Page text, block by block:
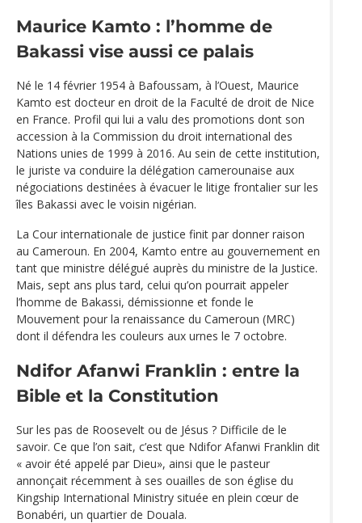
Maurice Kamto : l’homme de
Bakassi vise aussi ce palais
Né le 14 février 1954 à Bafoussam, à l’Ouest, Maurice
Kamto est docteur en droit de la Faculté de droit de Nice
en France. Profil qui lui a valu des promotions dont son
accession à la Commission du droit international des
Nations unies de 1999 à 2016. Au sein de cette institution,
le juriste va conduire la délégation camerounaise aux
négociations destinées à évacuer le litige frontalier sur les
îles Bakassi avec le voisin nigérian.
La Cour internationale de justice finit par donner raison
au Cameroun. En 2004, Kamto entre au gouvernement en
tant que ministre délégué auprès du ministre de la Justice.
Mais, sept ans plus tard, celui qu’on pourrait appeler
l’homme de Bakassi, démissionne et fonde le
Mouvement pour la renaissance du Cameroun (MRC)
dont il défendra les couleurs aux urnes le 7 octobre.
Ndifor Afanwi Franklin : entre la
Bible et la Constitution
Sur les pas de Roosevelt ou de Jésus ? Difficile de le
savoir. Ce que l’on sait, c’est que Ndifor Afanwi Franklin dit
« avoir été appelé par Dieu», ainsi que le pasteur
annonçait récemment à ses ouailles de son église du
Kingship International Ministry située en plein cœur de
Bonabéri, un quartier de Douala.